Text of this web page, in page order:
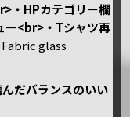
・HPカテゴリー欄
ー<br>・Tシャツ再
glass
だバランスのいい